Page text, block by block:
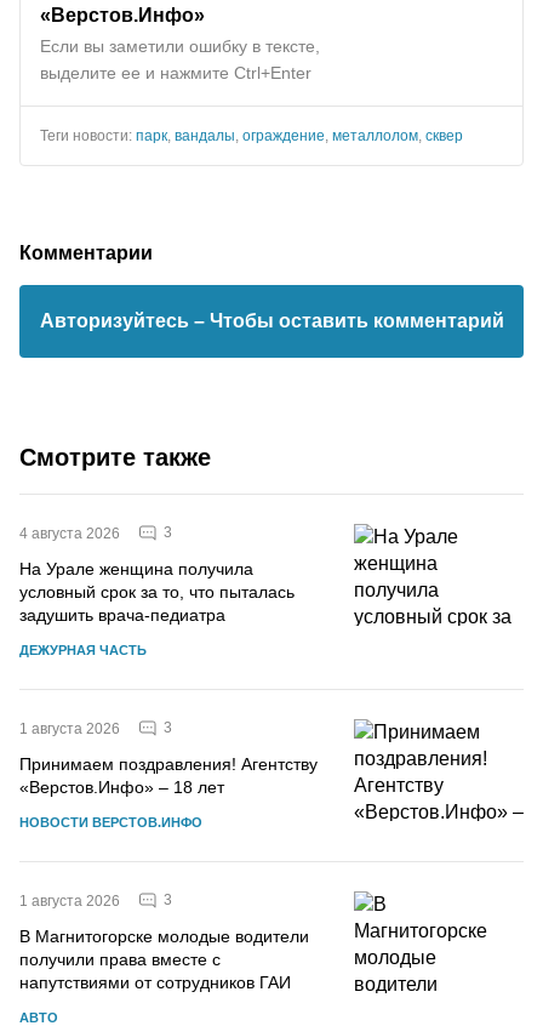
«Верстов.Инфо»
Если вы заметили ошибку в тексте,
выделите ее и нажмите Ctrl+Enter
Теги новости: парк вандалы ограждение металлолом сквер
Комментарии
Авторизуйтесь – Чтобы оставить комментарий
Смотрите также
4 августа 2026 3
На Урале женщина получила
условный срок за то, что пыталась
задушить врача-педиатра
ДЕЖУРНАЯ ЧАСТЬ
1 августа 2026 3
Принимаем поздравления! Агентству
«Верстов.Инфо» – 18 лет
НОВОСТИ ВЕРСТОВ.ИНФО
1 августа 2026 3
В Магнитогорске молодые водители
получили права вместе с
напутствиями от сотрудников ГАИ
АВТО